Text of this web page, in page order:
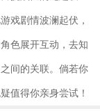
戏剧情波澜起伏，
色展开互动，去知
间的关联。倘若你
值得你亲身尝试！